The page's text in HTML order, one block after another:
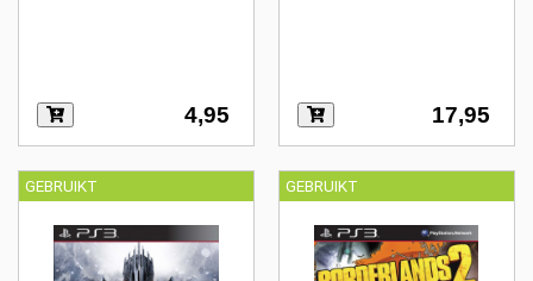
4,95 17,95
GEBRUIKT GEBRUIKT